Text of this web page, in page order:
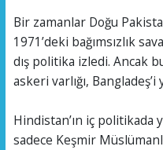
Bir zamanlar Doğu
1971’deki bağımsızlık
dış politika izledi. Ancak
askeri varlığı, Bangladeş’i
Hindistan’ın iç
sadece Keşmir